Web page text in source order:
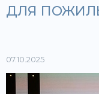
ДЛЯ
07.10.2025